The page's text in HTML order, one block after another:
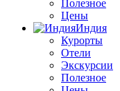
Полезное
Цены
Индия
Курорты
Отели
Экскурсии
Полезное